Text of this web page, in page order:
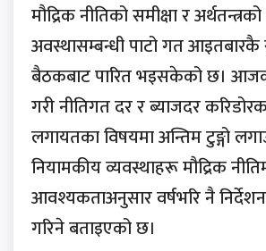
मौद्रिक नीतिको समीक्षा र
अवस्थासम्बन्धी पाटो गत
बैठकबाट पारित भइसकेको छ।
गरी नीतिगत दर र ब्याजदर
लगायतका विषयमा अन्तिम टुङ्गो
नियामकीय व्यवस्थाहरू मौद्रिक
आवश्यकताअनुसार वर्षभरि नै
गरिने बताइएको छ।